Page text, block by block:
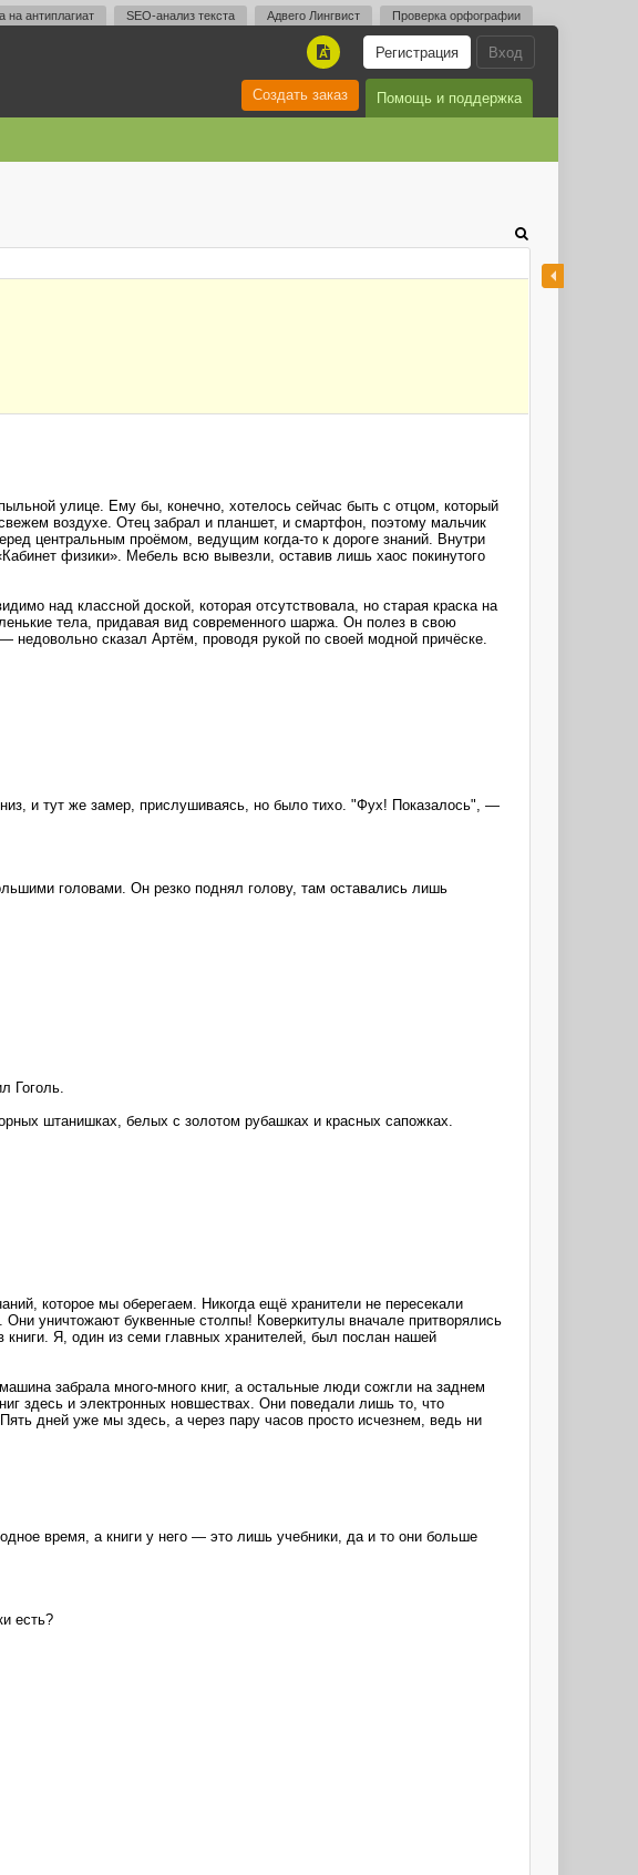
на антиплагиат SEO-анализ текста Адвего Лингвист Проверка орфографии
Вход
Регистрация
A
Помощь и поддержка
Создать заказ
улице. Ему бы, конечно, хотелось сейчас быть с отцом, который
воздухе. Отец забрал и планшет, и смартфон, поэтому мальчик
центральным проёмом, ведущим когда-то к дороге знаний. Внутри
физики». Мебель всю вывезли, оставив лишь хаос покинутого
над классной доской, которая отсутствовала, но старая краска на
тела, придавая вид современного шаржа. Он полез в свою
сказал Артём, проводя рукой по своей модной причёске.
и тут же замер, прислушиваясь, но было тихо. "Фух! Показалось", —
головами. Он резко поднял голову, там оставались лишь
Гоголь.
штанишках, белых с золотом рубашках и красных сапожках.
которое мы оберегаем. Никогда ещё хранители не пересекали
уничтожают буквенные столпы! Коверкитулы вначале притворялись
Я, один из семи главных хранителей, был послан нашей
забрала много-много книг, а остальные люди сожгли на заднем
здесь и электронных новшествах. Они поведали лишь то, что
дней уже мы здесь, а через пару часов просто исчезнем, ведь ни
время, а книги у него — это лишь учебники, да и то они больше
есть?